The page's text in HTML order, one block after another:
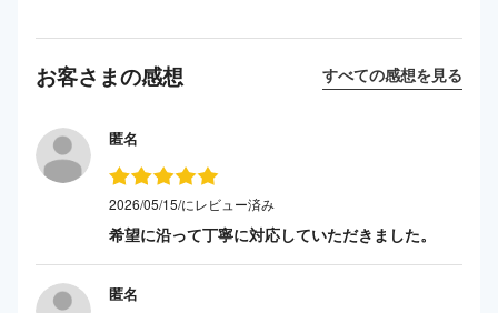
お客さまの感想 すべての感想を見る
匿名
2026/05/15/にレビュー済み
希望に沿って丁寧に対応していただきました。
匿名